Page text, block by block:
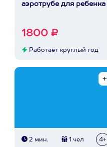
аэротрубе для ребенка
1800 ₽
Работает круглый год
2 мин. 1 чел 4+